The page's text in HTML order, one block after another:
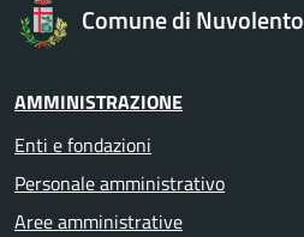
Comune di Nuvolento
AMMINISTRAZIONE
Enti e fondazioni
Personale amministrativo
Aree amministrative